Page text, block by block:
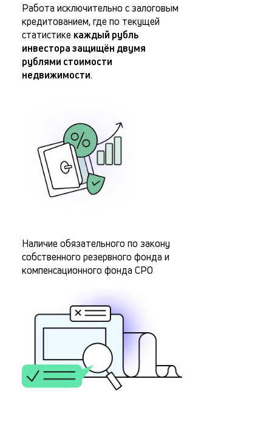
Работа исключительно с залоговым
кредитованием, где по текущей
статистике каждый рубль
инвестора защищён двумя
рублями стоимости
недвижимости.
Наличие обязательного по закону
собственного резервного фонда и
компенсационного фонда СРО